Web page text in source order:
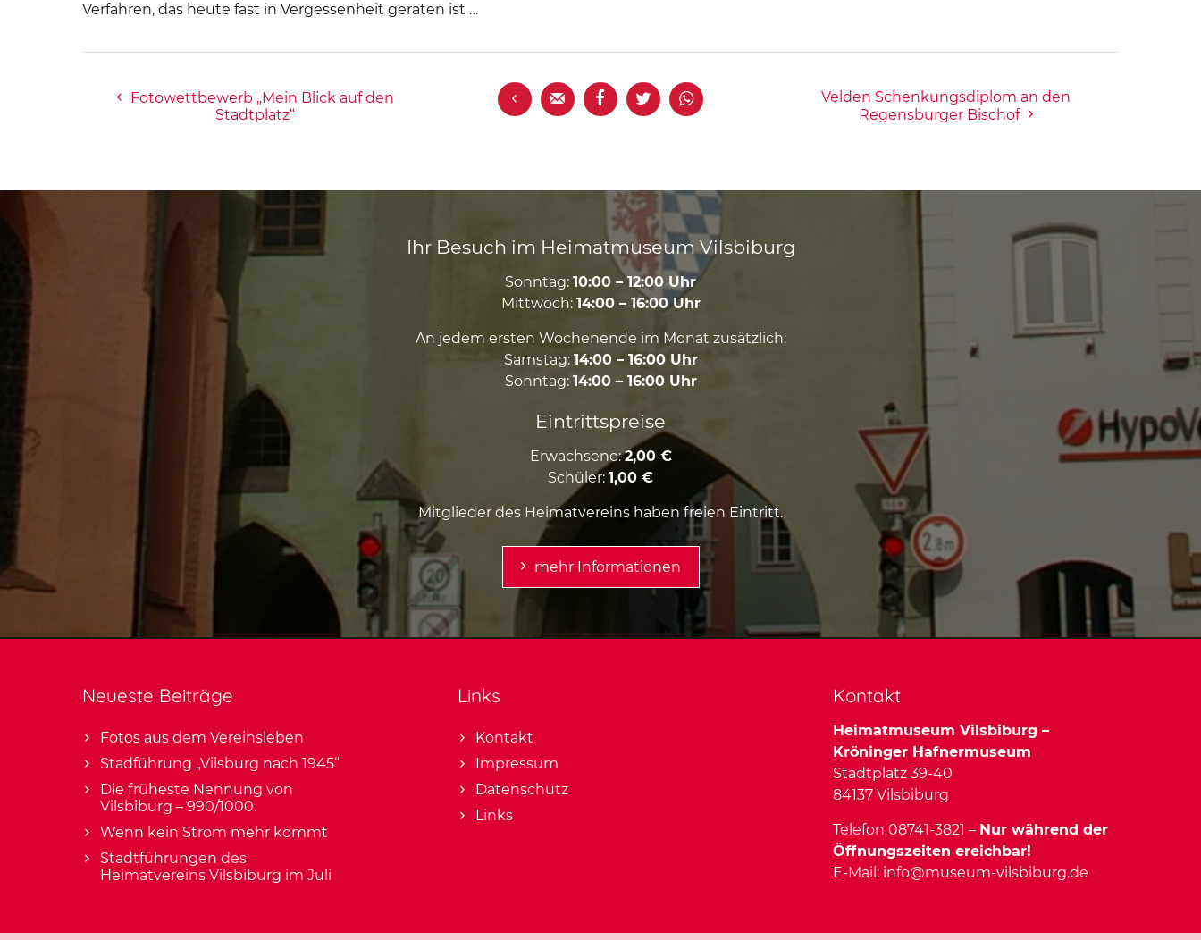
Verfahren, das heute fast in Vergessenheit geraten ist …
Fotowettbewerb „Mein Blick auf den
Stadtplatz“
    
Velden Schenkungsdiplom an den
Regensburger Bischof
Ihr Besuch im Heimatmuseum Vilsbiburg
Sonntag:10:00 – 12:00 Uhr
Mittwoch: 14:00 – 16:00 Uhr
An jedem ersten Wochenende im Monat zusätzlich:
Samstag: 14:00 – 16:00 Uhr
Sonntag: 14:00 – 16:00 Uhr
Eintrittspreise
Erwachsene:2,00 €
Schüler:1,00 €
Mitglieder des Heimatvereins haben freien Eintritt.
mehr Informationen
Neueste Beiträge
Fotos aus dem Vereinsleben
Stadführung „Vilsburg nach 1945“
Die früheste Nennung von
Vilsbiburg – 990/1000.
Wenn kein Strom mehr kommt
Stadtführungen des
Heimatvereins Vilsbiburg im Juli
Links
Kontakt
Impressum
Datenschutz
Links
Kontakt
Heimatmuseum Vilsbiburg –
Kröninger Hafnermuseum
Stadtplatz 39-40
84137 Vilsbiburg
Telefon 08741-3821 – Nur während der
Öffnungszeiten ereichbar!
E-Mail: info@museum-vilsbiburg.de